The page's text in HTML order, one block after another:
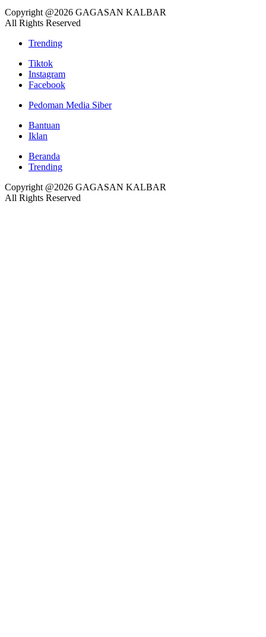
Copyright @2026 GAGASAN KALBAR
All Rights Reserved
Trending
Tiktok
Instagram
Facebook
Pedoman Media Siber
Bantuan
Iklan
Beranda
Trending
Copyright @2026 GAGASAN KALBAR
All Rights Reserved